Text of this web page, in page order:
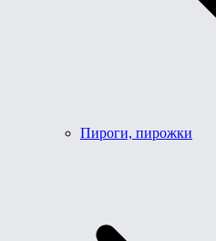
Пироги, пирожки